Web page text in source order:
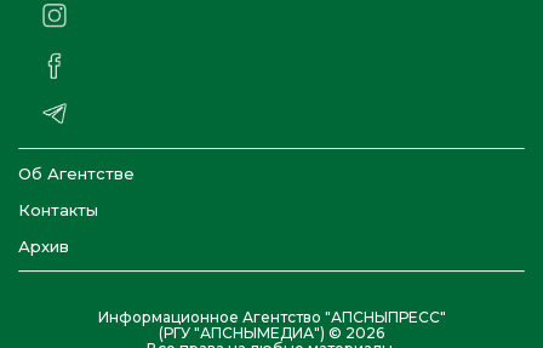
Об Агентстве
Контакты
Архив
Информационное Агентство "АПСНЫПРЕСС"
(РГУ "АПСНЫМЕДИА") © 2026